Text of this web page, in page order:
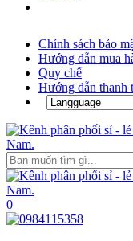
Chính sách bảo
Hướng dẫn mua
Quy chế
Hướng dẫn thanh
0